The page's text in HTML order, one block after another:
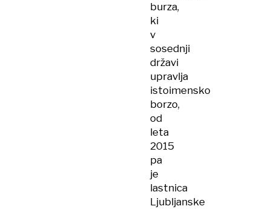
burza,
ki
v
sosednji
državi
upravlja
istoimensko
borzo,
od
leta
2015
pa
je
lastnica
Ljubljanske